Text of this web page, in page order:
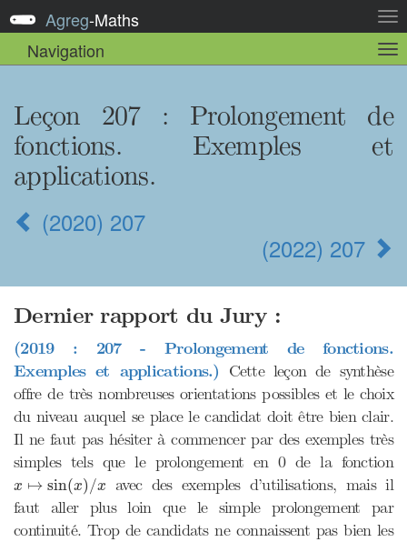
la
Agreg-Maths
Navigation
la
Leçon 207 : Prolongement de
fonctions. Exemples et
applications.
(2020) 207
(2022) 207
Dernier rapport du Jury :
(2019 : 207 - Prolongement de fonctions.
Exemples et applications.) Cette leçon de synthèse
offre de très nombreuses orientations possibles et le choix
du niveau auquel se place le candidat doit être bien clair.
Il ne faut pas hésiter à commencer par des exemples très
simples tels que le prolongement en 0 de la fonction
x ↦ sin(x)/x
sin ( ) x
avec des exemples d’utilisations, mais il
faut aller plus loin que le simple prolongement par
continuité. Trop de candidats ne connaissent pas bien les